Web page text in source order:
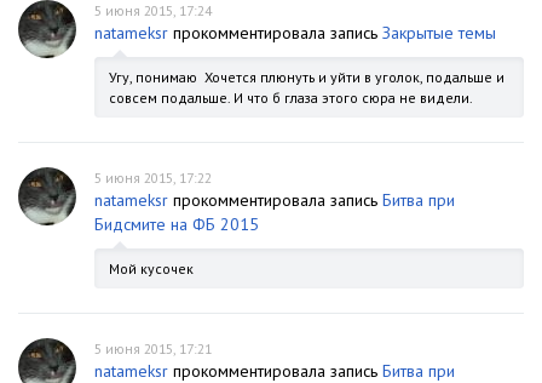
5 июня 2015, 17:24
natameksr прокомментировала запись Закрытые темы
Угу, понимаю Хочется плюнуть и уйти в уголок, подальше и
совсем подальше. И что б глаза этого сюра не видели.
5 июня 2015, 17:22
natameksr прокомментировала запись Битва при
Бидсмите на ФБ 2015
Мой кусочек
5 июня 2015, 17:21
natameksr прокомментировала запись Битва при